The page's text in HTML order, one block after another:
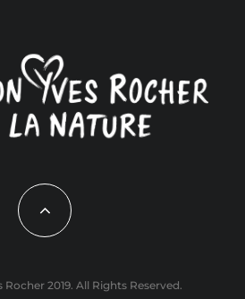
2019. All Rights Reserved.